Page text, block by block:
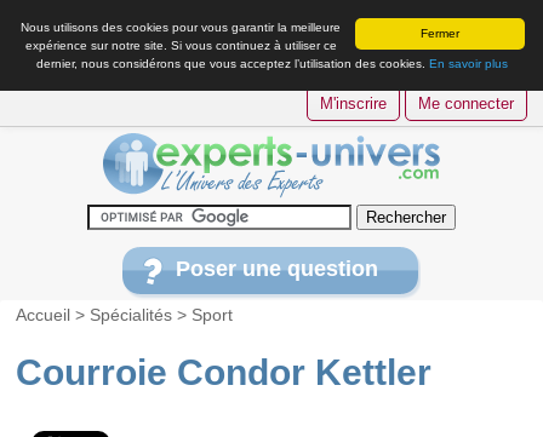
Fermer
Nous utilisons des cookies pour vous garantir la meilleure
expérience sur notre site. Si vous continuez à utiliser ce
dernier, nous considérons que vous acceptez l’utilisation des cookies. En savoir plus
M'inscrire Me connecter
Poser une question
Accueil > Spécialités > Sport
Courroie Condor Kettler